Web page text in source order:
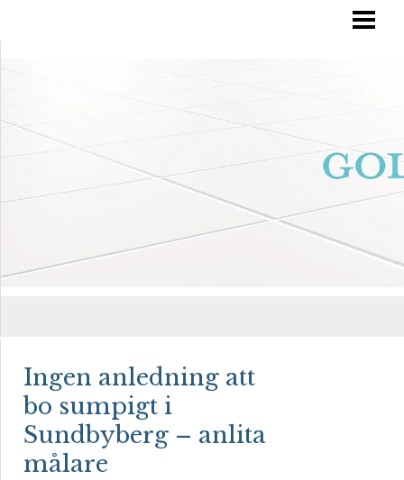
MÅLA TRÄGOLV
Ingen anledning att
bo sumpigt i
Sundbyberg – anlita
målare